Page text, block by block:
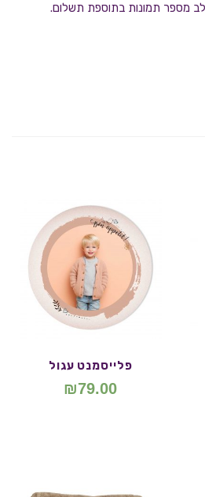
מספר תמונות בתוספת תשלום.
פלייסמנט עגול
₪79.00